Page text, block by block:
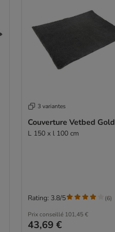
3 variantes
Couverture Vetbed Gold
L 150 x l 100 cm
Prix conseillé 101,45 €
43,69 €
Rating: 3.8/5 (6)